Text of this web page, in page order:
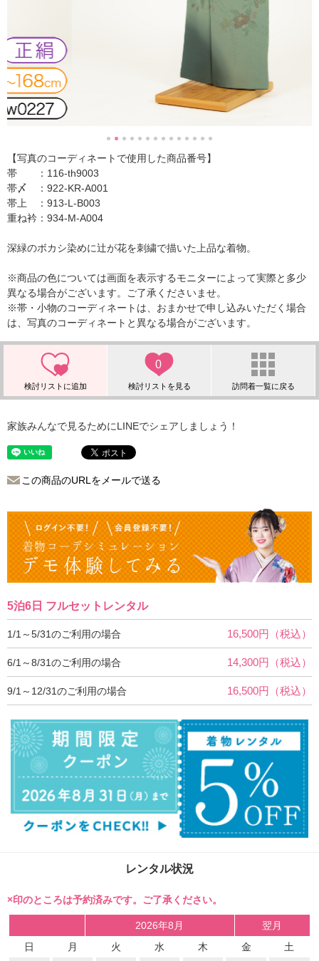
【写真のコーディネートで使用した商品番号】
帯 ：116-th9003
帯〆 ：922-KR-A001
帯上 ：913-L-B003
重ね衿：934-M-A004
深緑のボカシ染めに辻が花を刺繍で描いた上品な着物。
※商品の色については画面を表示するモニターによって実際と多少
異なる場合がございます。ご了承くださいませ。
※帯・小物のコーディネートは、おまかせで申し込みいただく場合
は、写真のコーディネートと異なる場合がございます。
0
家族みんなで見るためにLINEでシェアしましょう！
この商品のURLをメールで送る
5泊6日 フルセットレンタル
1/1～5/31のご利用の場合 16,500円（税込）
6/1～8/31のご利用の場合 14,300円（税込）
9/1～12/31のご利用の場合 16,500円（税込）
レンタル状況
×印のところは予約済みです。ご了承ください。
2026年8月
翌月
日
月 火 水 木 金 土